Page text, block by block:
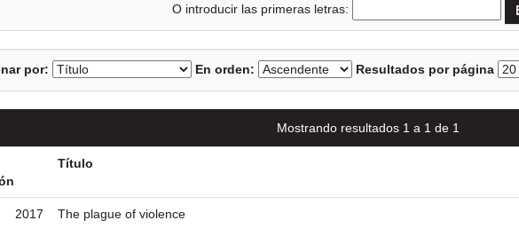
O introducir las primeras letras:
por: En orden: Resultados por página
Mostrando resultados 1 a 1 de 1
Título
2017 The plague of violence